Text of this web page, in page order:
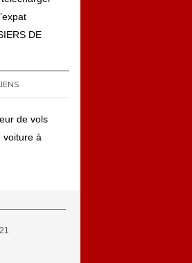
DE
de vols
voiture à